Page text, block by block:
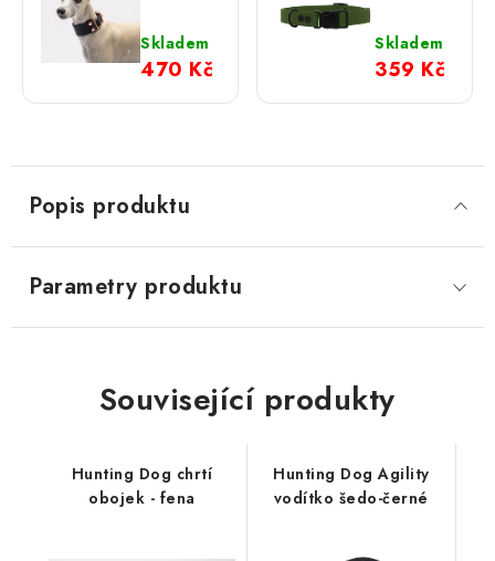
černý s
rosegold
Skladem
470 Kč
pro psa
olivový
Skladem
359 Kč
Popis produktu
Parametry produktu
Související produkty
Hunting Dog chrtí
obojek - fena
Hunting Dog Agility
vodítko šedo-černé